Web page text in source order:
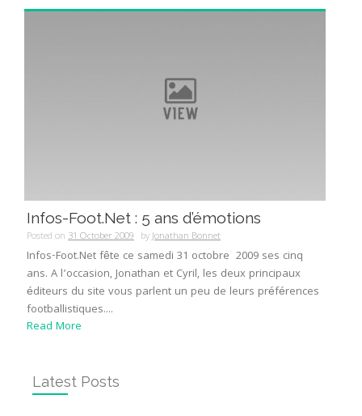
Infos-Foot.Net : 5 ans d’émotions
Posted on 31 October 2009 byJonathan Bonnet
Infos-Foot.Net fête ce samedi 31 octobre 2009 ses cinq
ans. A l’occasion, Jonathan et Cyril, les deux principaux
éditeurs du site vous parlent un peu de leurs préférences
footballistiques....
Read More
Latest Posts